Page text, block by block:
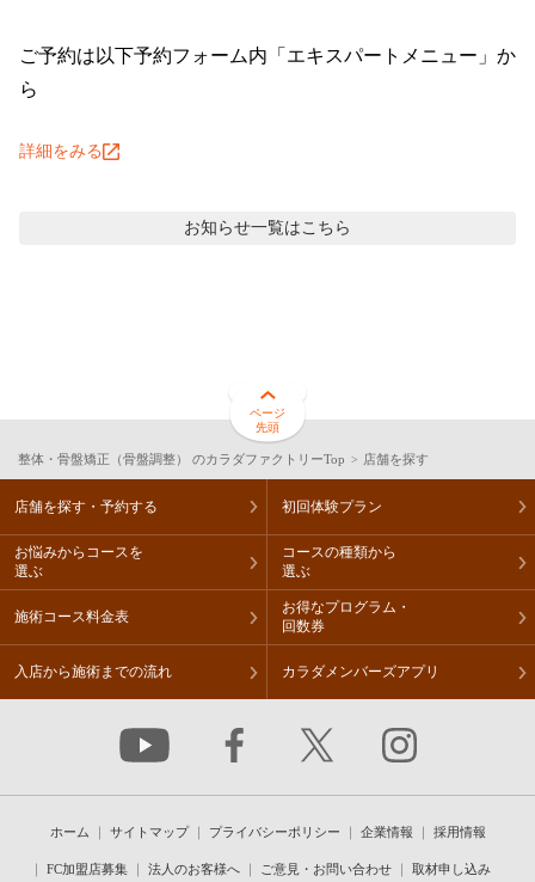
事業・活動レポート
法人のお客様へ
よくあるご質問
ご意見・お問い合わせ
お知らせ
取材申し込み
ご予約は以下予約フォーム内「エキスパートメニュー」か
ら
詳細をみる
お知らせ一覧はこちら
ページ
先頭
整体・骨盤矯正（骨盤調整） のカラダファクトリーTop 店舗を探す
店舗を探す・予約する 初回体験プラン
お悩みからコースを
選ぶ
コースの種類から
選ぶ
施術コース料金表
お得なプログラム・
回数券
入店から施術までの流れ カラダメンバーズアプリ
ホーム サイトマップ プライバシーポリシー 企業情報 採用情報
FC加盟店募集 法人のお客様へ ご意見・お問い合わせ 取材申し込み